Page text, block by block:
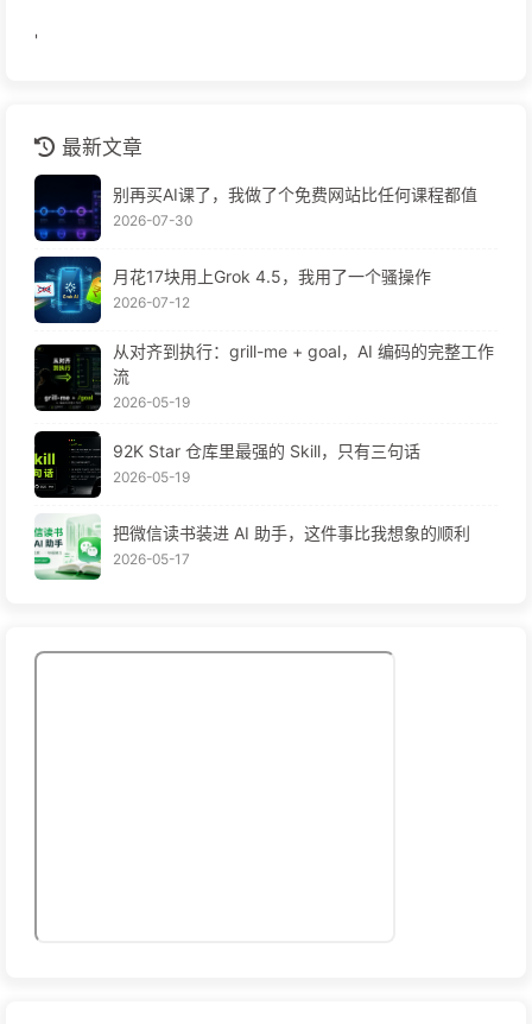
'
最新文章
别再买AI课了，我做了个免费网站比任何课程都值
2026-07-30
月花17块用上Grok 4.5，我用了一个骚操作
2026-07-12
从对齐到执行：grill-me + goal，AI 编码的完整工作
流
2026-05-19
92K Star 仓库里最强的 Skill，只有三句话
2026-05-19
把微信读书装进 AI 助手，这件事比我想象的顺利
2026-05-17